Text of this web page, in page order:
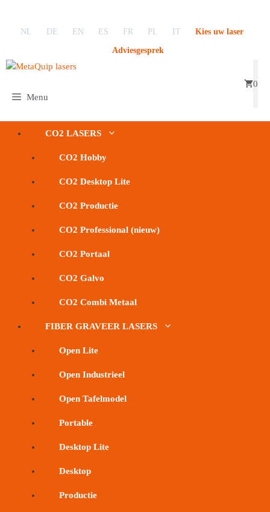
NL DE EN ES FR PL IT Kies uw laser
Adviesgesprek
0
Menu
CO2 LASERS
CO2 Hobby
CO2 Desktop Lite
CO2 Productie
CO2 Professional (nieuw)
CO2 Portaal
CO2 Galvo
CO2 Combi Metaal
FIBER GRAVEER LASERS
Open Lite
Open Industrieel
Open Tafelmodel
Portable
Desktop Lite
Desktop
Productie